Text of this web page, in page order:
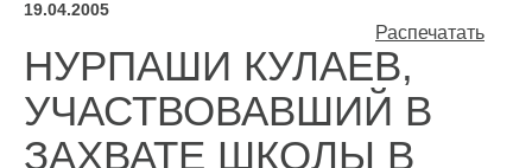
Распечатать
19.04.2005
НУРПАШИ КУЛАЕВ,
УЧАСТВОВАВШИЙ В
ЗАХВАТЕ ШКОЛЫ В